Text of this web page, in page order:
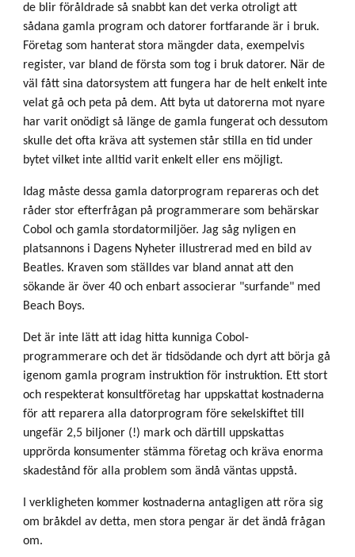
de blir föråldrade så snabbt kan det verka otroligt att
sådana gamla program och datorer fortfarande är i bruk.
Företag som hanterat stora mängder data, exempelvis
register, var bland de första som tog i bruk datorer. När de
väl fått sina datorsystem att fungera har de helt enkelt inte
velat gå och peta på dem. Att byta ut datorerna mot nyare
har varit onödigt så länge de gamla fungerat och dessutom
skulle det ofta kräva att systemen står stilla en tid under
bytet vilket inte alltid varit enkelt eller ens möjligt.
Idag måste dessa gamla datorprogram repareras och det
råder stor efterfrågan på programmerare som behärskar
Cobol och gamla stordatormiljöer. Jag såg nyligen en
platsannons i Dagens Nyheter illustrerad med en bild av
Beatles. Kraven som ställdes var bland annat att den
sökande är över 40 och enbart associerar "surfande" med
Beach Boys.
Det är inte lätt att idag hitta kunniga Cobol-
programmerare och det är tidsödande och dyrt att börja gå
igenom gamla program instruktion för instruktion. Ett stort
och respekterat konsultföretag har uppskattat kostnaderna
för att reparera alla datorprogram före sekelskiftet till
ungefär 2,5 biljoner (!) mark och därtill uppskattas
upprörda konsumenter stämma företag och kräva enorma
skadestånd för alla problem som ändå väntas uppstå.
I verkligheten kommer kostnaderna antagligen att röra sig
om bråkdel av detta, men stora pengar är det ändå frågan
om.